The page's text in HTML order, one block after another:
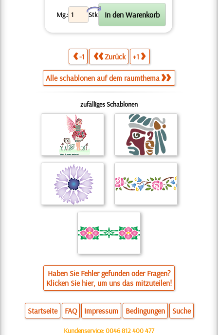
Mg.: Stk.
X
-1 Zurück +1
Alle schablonen auf dem raumthema
zufälliges Schablonen
Haben Sie Fehler gefunden oder Fragen?
Klicken Sie hier, um uns das mitzuteilen!
Startseite FAQ Impressum Bedingungen Suche
Kundenservice:0046 812 400 477